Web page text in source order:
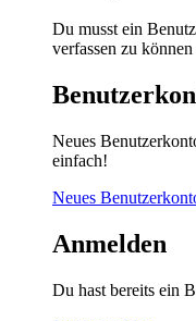
Du musst ein
verfassen zu können
Neues
einfach!
Neues
Anmelden
Du hast bereits ein